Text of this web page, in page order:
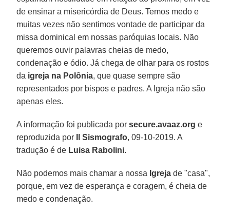
de ensinar a misericórdia de Deus. Temos medo e
muitas vezes não sentimos vontade de participar da
missa dominical em nossas paróquias locais. Não
queremos ouvir palavras cheias de medo,
condenação e ódio. Já chega de olhar para os rostos
da igreja na Polônia, que quase sempre são
representados por bispos e padres. A Igreja não são
apenas eles.
A informação foi publicada porsecure.avaaz.org e
reproduzida por Il Sismografo, 09-10-2019. A
tradução é de Luisa Rabolini.
Não podemos mais chamar a nossa Igreja de "casa",
porque, em vez de esperança e coragem, é cheia de
medo e condenação.